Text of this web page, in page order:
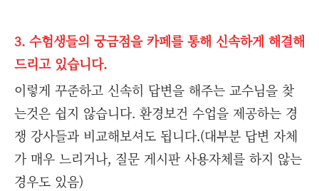
3. 수험생들의 궁금점을 카페를 통해 신속하게 해결해
드리고 있습니다.
이렇게 꾸준하고 신속히 답변을 해주는 교수님을 찾
는것은 쉽지 않습니다. 환경보건 수업을 제공하는 경
쟁 강사들과 비교해보셔도 됩니다.(대부분 답변 자체
가 매우 느리거나, 질문 게시판 사용자체를 하지 않는
경우도 있음)